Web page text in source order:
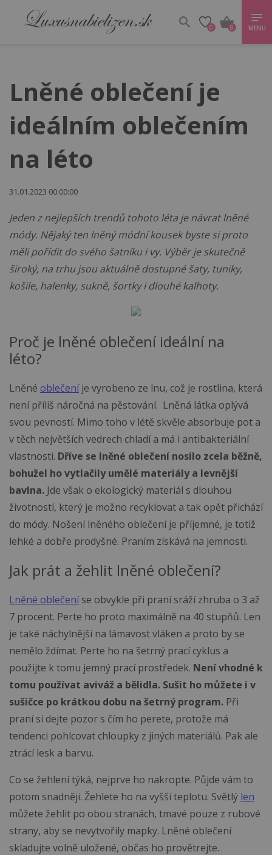
0 0 MENU
Lněné oblečení je
ideálním oblečením
na léto
31.01.2023 00:00:00
Jeden z nejlepších trendů tohoto léta je návrat lněné
módy. Nějaký ten lněný módní kousek byste si proto
měli pořídit do svého šatníku i vy. Výběr je skutečně
široký, na trhu jsou aktuálně dostupné šaty, tuniky,
košile, halenky, sukně, šortky i dlouhé kalhoty.
Proč je lněné oblečení ideální na
léto?
Lněné oblečeníje vyrobeno ze lnu, což je rostlina, která
není příliš náročná na pěstování. Lněná látka oplývá
svou pevností. Mimo toho v létě skvěle absorbuje pot a
v těch největších vedrech chladí a má i antibakteriální
vlastnosti. Dříve se lněné oblečení nosilo zcela běžně,
bohužel ho vytlačily umělé materiály a levnější
bavlna. Jde však o ekologický materiál s dlouhou
životností, který je možno recyklovat a tak opět přichází
do módy. Nošení lněného oblečení je příjemné, je totiž
lehké a dobře prodyšné. Praním získává na jemnosti.
Jak prát a žehlit lněné oblečení?
Lněné oblečeníse obvykle při praní sráží zhruba o 3 až
7 procent. Perte ho proto maximálně na 40 stupňů. Len
je také náchylnější na lámavost vláken a proto by se
nemělo ždímat. Perte ho na šetrný prací cyklus a
použijte k tomu jemný prací prostředek. Není vhodné k
tomu používat aviváž a bělidla. Sušit ho můžete i v
sušičce po krátkou dobu na šetrný program. Při
praní si dejte pozor s čím ho perete, protože má
tendenci pohlcovat chloupky z jiných materiálů. Pak ale
ztrácí lesk a barvu.
Co se žehlení týká, nejprve ho nakropte. Půjde vám to
potom snadněji. Žehlete ho na vyšší teplotu. Světlý len
můžete žehlit po obou stranách, tmavé pouze z rubové
strany, aby se nevytvořily mapky. Lněné oblečení
skladujte volně uložené, občas ho provětrejte.